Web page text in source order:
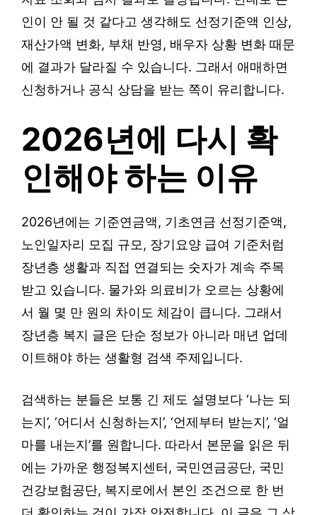
인이 안 될 것 같다고 생각해도 선정기준액 인상,
재산가액 변화, 부채 반영, 배우자 상황 변화 때문
에 결과가 달라질 수 있습니다. 그래서 애매하면
신청하거나 공식 상담을 받는 쪽이 유리합니다.
2026년에 다시 확
인해야 하는 이유
2026년에는 기준연금액, 기초연금 선정기준액,
노인일자리 모집 규모, 장기요양 급여 기준처럼
장년층 생활과 직접 연결되는 숫자가 계속 주목
받고 있습니다. 물가와 의료비가 오르는 상황에
서 월 몇 만 원의 차이도 체감이 큽니다. 그래서
장년층 복지 글은 단순 정보가 아니라 매년 업데
이트해야 하는 생활형 검색 주제입니다.
검색하는 분들은 보통 긴 제도 설명보다 ‘나는 되
는지’, ‘어디서 신청하는지’, ‘언제부터 받는지’, ‘얼
마를 내는지’를 원합니다. 따라서 본문을 읽은 뒤
에는 가까운 행정복지센터, 국민연금공단, 국민
건강보험공단, 복지로에서 본인 조건으로 한 번